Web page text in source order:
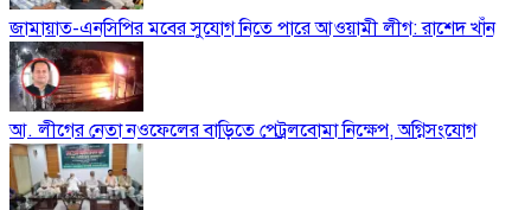
জামায়াত-এনসিপির মবের সুযোগ নিতে পারে আওয়ামী লীগ: রাশেদ খাঁন
আ. লীগের নেতা নওফেলের বাড়িতে পেট্রলবোমা নিক্ষেপ, অগ্নিসংযোগ